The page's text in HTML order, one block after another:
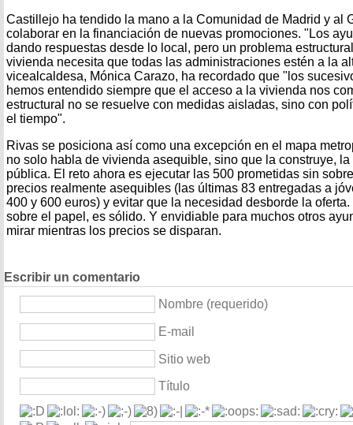
Castillejo ha tendido la mano a la Comunidad de Madrid y al
colaborar en la financiación de nuevas promociones. "Los
dando respuestas desde lo local, pero un problema
vivienda necesita que todas las administraciones estén a la
vicealcaldesa, Mónica Carazo, ha recordado que "los
hemos entendido siempre que el acceso a la vivienda nos
estructural no se resuelve con medidas aisladas, sino con
el tiempo".
Rivas se posiciona así como una excepción en el mapa
no solo habla de vivienda asequible, sino que la construye,
pública. El reto ahora es ejecutar las 500 prometidas sin
precios realmente asequibles (las últimas 83 entregadas a
400 y 600 euros) y evitar que la necesidad desborde la
sobre el papel, es sólido. Y envidiable para muchos otros
mirar mientras los precios se disparan.
Escribir un comentario
Nombre (requerido)
E-mail
Sitio web
Título